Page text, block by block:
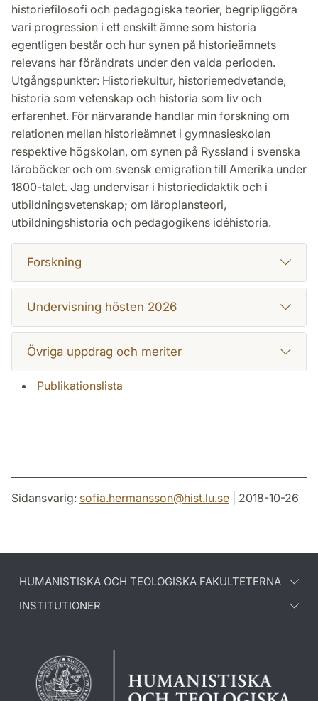
historiefilosofi och pedagogiska teorier, begripliggöra
vari progression i ett enskilt ämne som historia
egentligen består och hur synen på historieämnets
relevans har förändrats under den valda perioden.
Utgångspunkter: Historiekultur, historiemedvetande,
historia som vetenskap och historia som liv och
erfarenhet. För närvarande handlar min forskning om
relationen mellan historieämnet i gymnasieskolan
respektive högskolan, om synen på Ryssland i svenska
läroböcker och om svensk emigration till Amerika under
1800-talet. Jag undervisar i historiedidaktik och i
utbildningsvetenskap; om läroplansteori,
utbildningshistoria och pedagogikens idéhistoria.
Forskning
Undervisning hösten 2026
Övriga uppdrag och meriter
Publikationslista
Sidansvarig: sofia.hermansson@hist.lu.se | 2018-10-26
HUMANISTISKA OCH TEOLOGISKA FAKULTETERNA
INSTITUTIONER